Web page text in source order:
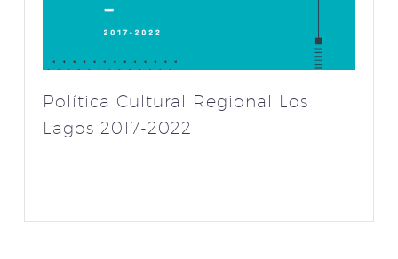
Política Cultural Regional Los
Lagos 2017-2022